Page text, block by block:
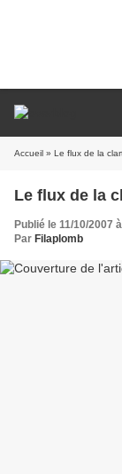
Accueil » Le flux de la
Le flux de la
Publié le 11/10/2007
Par Filaplomb